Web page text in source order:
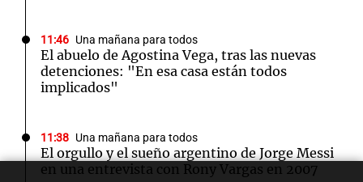
11:46 Una mañana para todos
El abuelo de Agostina Vega, tras las nuevas
detenciones: "En esa casa están todos
implicados"
11:38 Una mañana para todos
El orgullo y el sueño argentino de Jorge Messi
en una entrevista con Rony Vargas en 2007